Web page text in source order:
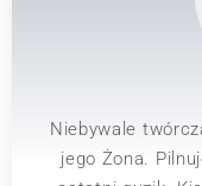
Niebywale
jego Żona.